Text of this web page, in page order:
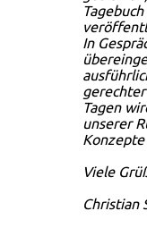
In
Tagen
unserer
Viele
Christian